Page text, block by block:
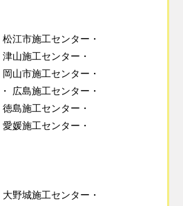
松江市施工センター
津山施工センター
岡山市施工センター
広島施工センター
徳島施工センター
愛媛施工センター
大野城施工センター